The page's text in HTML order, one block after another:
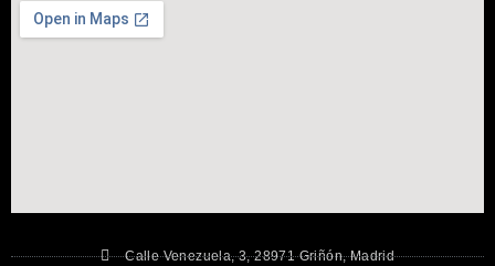
Calle Venezuela, 3, 28971 Griñón, Madrid